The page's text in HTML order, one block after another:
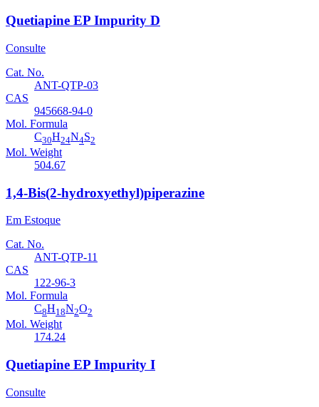
Quetiapine EP Impurity D
Consulte
Cat. No.
ANT-QTP-03
CAS
945668-94-0
Mol. Formula
C30H24N4S2
Mol. Weight
504.67
1,4-Bis(2-hydroxyethyl)piperazine
Em Estoque
Cat. No.
ANT-QTP-11
CAS
122-96-3
Mol. Formula
C8H18N2O2
Mol. Weight
174.24
Quetiapine EP Impurity I
Consulte